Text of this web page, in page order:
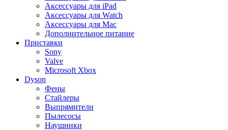
Аксессуары для iPad
Аксессуары для Watch
Аксессуары для Mac
Дополнительное питание
Приставки
Sony
Valve
Microsoft Xbox
Dyson
Фены
Стайлеры
Выпрямители
Пылесосы
Наушники